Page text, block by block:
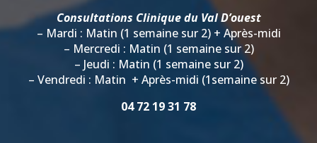
Consultations Clinique du Val D’ouest
– Mardi : Matin (1 semaine sur 2) + Après-midi
– Mercredi : Matin (1 semaine sur 2)
– Jeudi : Matin (1 semaine sur 2)
– Vendredi : Matin + Après-midi (1semaine sur 2)
04 72 19 31 78